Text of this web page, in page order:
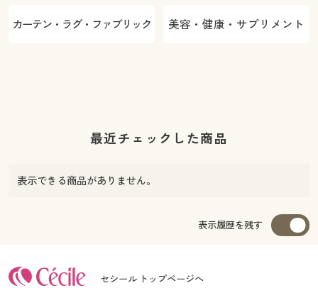
カーテン・ラグ・ファブリック 美容・健康・サプリメント
最近チェックした商品
表示できる商品がありません。
表示履歴を残す
セシール トップページへ